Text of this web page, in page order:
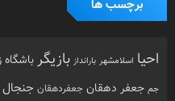
برچسب ها
احیا اسلامشهر بارانداز بازیگر
جم جعفر دهقان جعفردهقان جنجال